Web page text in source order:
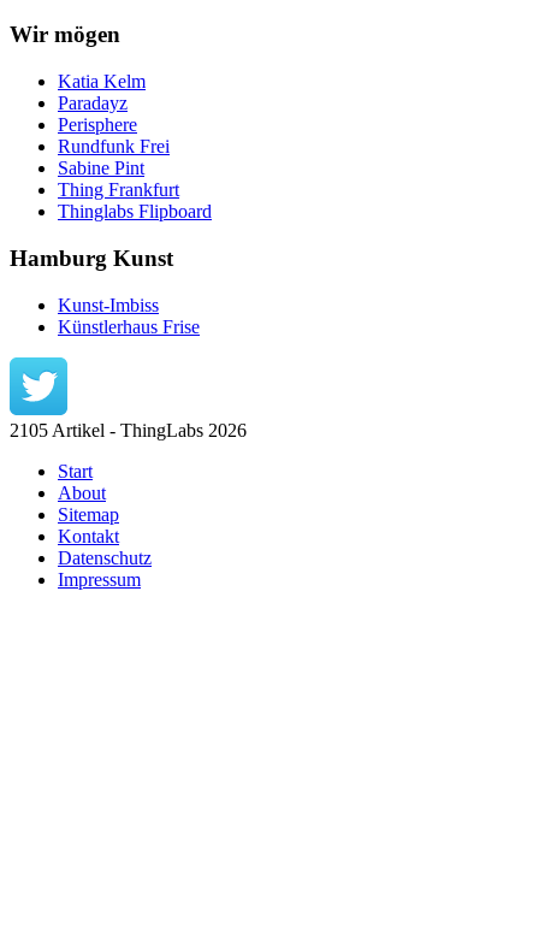
Wir mögen
Katia Kelm
Paradayz
Perisphere
Rundfunk Frei
Sabine Pint
Thing Frankfurt
Thinglabs Flipboard
Hamburg Kunst
Kunst-Imbiss
Künstlerhaus Frise
2105 Artikel - ThingLabs 2026
Start
About
Sitemap
Kontakt
Datenschutz
Impressum